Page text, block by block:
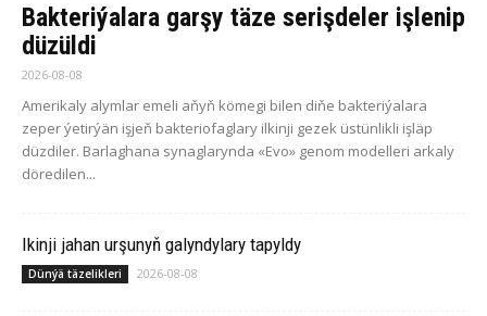
Bakteriýalara garşy täze serişdeler işlenip
düzüldi
2026-08-08
Amerikaly alymlar emeli aňyň kömegi bilen diňe bakteriýalara
zeper ýetirýän işjeň bakteriofaglary ilkinji gezek üstünlikli işläp
düzdiler. Barlaghana synaglarynda «Evo» genom modelleri arkaly
döredilen...
Ikinji jahan urşunyň galyndylary tapyldy
Dünýä täzelikleri 2026-08-08